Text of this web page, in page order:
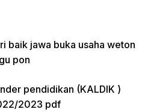
baik jawa buka usaha weton
pon
pendidikan (KALDIK )
2023 pdf